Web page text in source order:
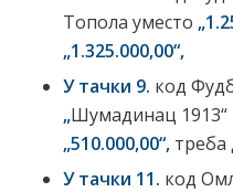
Топола уместо
„1.325.000,00“,
У тачки 9. код
„Шумадинац
„510.000,00“,треба
У тачки 11. код